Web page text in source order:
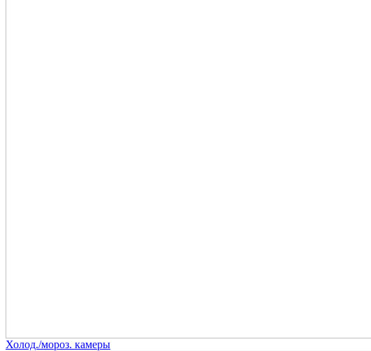
Холод./мороз. камеры